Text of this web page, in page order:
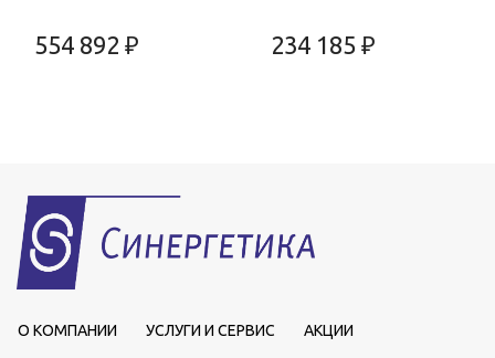
554 892 ₽ 234 185 ₽
О КОМПАНИИ УСЛУГИ И СЕРВИС АКЦИИ